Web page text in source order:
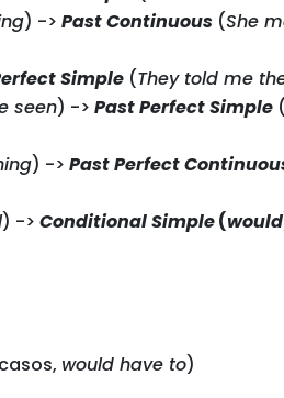
) ->Past Continuous (She
Simple (They told me
seen) ->Past Perfect Simple
) ->Past Perfect
) ->Conditional Simple(would
would have to)